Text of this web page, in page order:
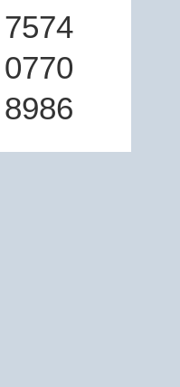
7574
0770
8986